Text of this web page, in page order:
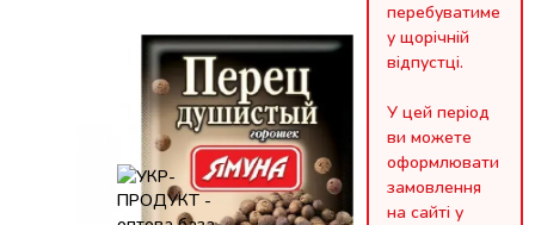
перебуватиме
у щорічній
відпустці.
У цей період
ви можете
оформлювати
замовлення
на сайті у